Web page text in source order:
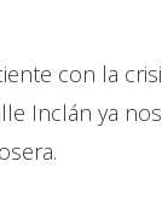
con la
Inclán ya